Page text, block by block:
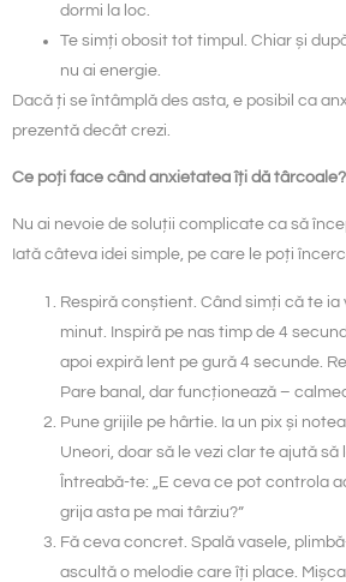
dormi la loc.
Te simți obosit tot timpul. Chiar și
nu ai energie.
Dacă ți se întâmplă des asta, e posibil ca
prezentă decât crezi.
Ce poți face când anxietatea îți dă târcoale?
Nu ai nevoie de soluții complicate ca să
Iată câteva idei simple, pe care le poți
Respiră conștient. Când simți că te ia
minut. Inspiră pe nas timp de 4
apoi expiră lent pe gură 4 secunde.
Pare banal, dar funcționează –
Pune grijile pe hârtie. Ia un pix și
Uneori, doar să le vezi clar te ajută să
Întreabă-te: „E ceva ce pot controla
grija asta pe mai târziu?”
Fă ceva concret. Spală vasele,
ascultă o melodie care îți place.